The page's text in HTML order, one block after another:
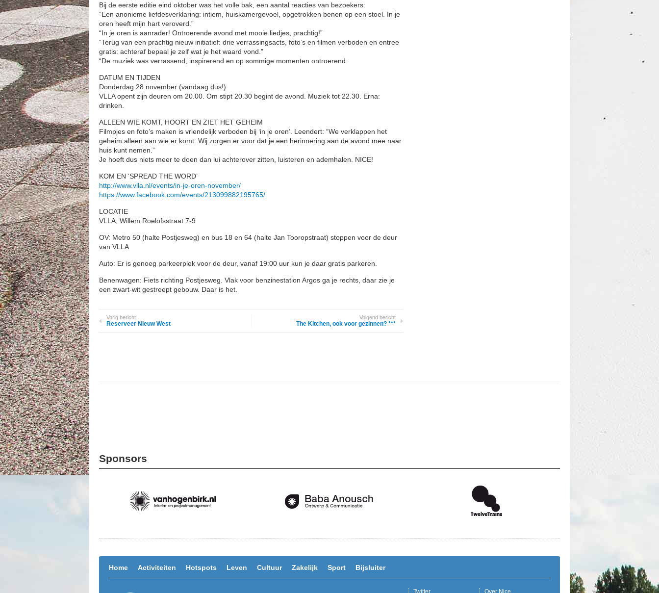
Bij de eerste editie eind oktober was het volle bak, een aantal reacties van bezoekers:
“Een anonieme liefdesverklaring: intiem, huiskamergevoel, opgetrokken benen op een stoel. In je
oren heeft mijn hart veroverd.”
“In je oren is aanrader! Ontroerende avond met mooie liedjes, prachtig!”
“Terug van een prachtig nieuw initiatief: drie verrassingsacts, foto’s en filmen verboden en entree
gratis: achteraf bepaal je zelf wat je het waard vond.”
“De muziek was verrassend, inspirerend en op sommige momenten ontroerend.
DATUM EN TIJDEN
Donderdag 28 november (vandaag dus!)
VLLA opent zijn deuren om 20.00. Om stipt 20.30 begint de avond. Muziek tot 22.30. Erna:
drinken.
ALLEEN WIE KOMT, HOORT EN ZIET HET GEHEIM
Filmpjes en foto’s maken is vriendelijk verboden bij ‘in je oren’. Leendert: “We verklappen het
geheim alleen aan wie er komt. Wij zorgen er voor dat je een herinnering aan de avond mee naar
huis kunt nemen.”
Je hoeft dus niets meer te doen dan lui achterover zitten, luisteren en ademhalen. NICE!
KOM EN ‘SPREAD THE WORD’
http://www.vlla.nl/events/in-je-oren-november/
https://www.facebook.com/events/213099882195765/
LOCATIE
VLLA, Willem Roelofsstraat 7-9
OV: Metro 50 (halte Postjesweg) en bus 18 en 64 (halte Jan Tooropstraat) stoppen voor de deur
van VLLA
Auto: Er is genoeg parkeerplek voor de deur, vanaf 19:00 uur kun je daar gratis parkeren.
Benenwagen: Fiets richting Postjesweg. Vlak voor benzinestation Argos ga je rechts, daar zie je
een zwart-wit gestreept gebouw. Daar is het.
Vorig bericht
Reserveer Nieuw West
Volgend bericht
The Kitchen, ook voor gezinnen? ***
Sponsors
Home Activiteiten Hotspots Leven Cultuur Zakelijk Sport Bijsluiter
Over Nice
Twitter